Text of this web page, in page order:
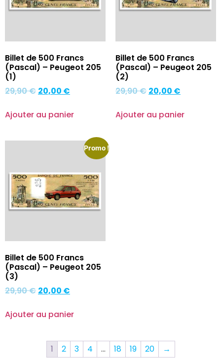
Billet de 500 Francs
(Pascal) – Peugeot 205
(1)
29,90€ 20,00 €
Ajouter au panier
Billet de 500 Francs
(Pascal) – Peugeot 205
(2)
29,90€ 20,00 €
Ajouter au panier
Promo !
Billet de 500 Francs
(Pascal) – Peugeot 205
(3)
29,90€ 20,00 €
Ajouter au panier
1 2 3 4 … 18 19 20 →